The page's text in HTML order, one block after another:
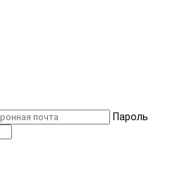
Пароль